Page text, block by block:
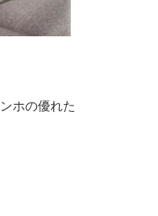
ホの優れた